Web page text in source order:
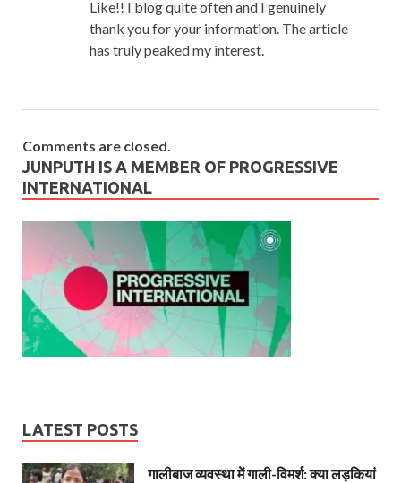
Like!! I blog quite often and I genuinely
thank you for your information. The article
has truly peaked my interest.
Comments are closed.
JUNPUTH IS A MEMBER OF PROGRESSIVE
INTERNATIONAL
LATEST POSTS
गालीबाज व्‍यवस्‍था में गाली-विमर्श: क्या लड़कियां